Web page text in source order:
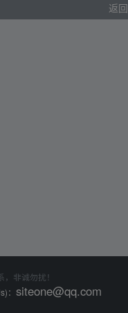
返回
非诚勿扰！
： siteone@qq.com